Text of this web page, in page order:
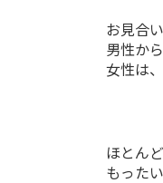
お見合
男性か
女性は
ほとん
もった